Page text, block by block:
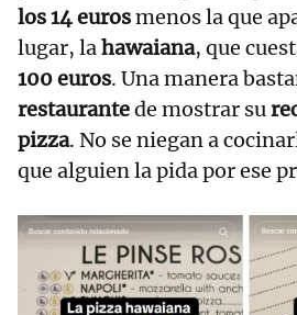
los 14 eurosmenos la que
lugar, lahawaiana, que
100 euros. Una manera
restaurantede mostrar su
pizza. No se niegan a
que alguien la pida por ese